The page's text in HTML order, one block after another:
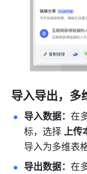
导入导出，多
导入数据：在
标，选择 上传
导入为多维表格
导出数据：在